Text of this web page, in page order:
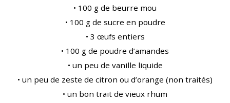
• 100 g de beurre mou
• 100 g de sucre en poudre
• 3 œufs entiers
• 100 g de poudre d’amandes
• un peu de vanille liquide
• un peu de zeste de citron ou d’orange (non traités)
• un bon trait de vieux rhum